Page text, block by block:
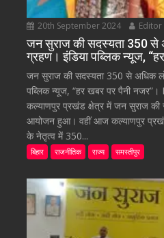
20th September 2024 Editor
जन सुराज की सदस्यता 350 से
ग्रहण। इंडिया पब्लिक न्यूज,
जन सुराज की सदस्यता 350 से अधिक
पब्लिक न्यूज, “हर खबर पर पैनी
कल्याणपुर प्रखंड क्षेत्र में जन सुराज
आयोजन हुआ। वहीं आज कल्याणपुर प्रखंड
के नेतृत्व में 350...
बिहार राजनीतिक राज्य समस्तीपुर